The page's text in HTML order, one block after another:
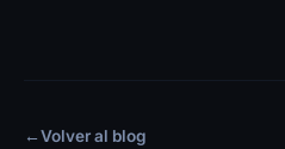
←Volver al blog